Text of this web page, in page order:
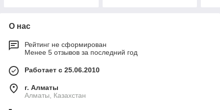
О нас
Рейтинг не сформирован
Менее 5 отзывов за последний год
Работает с 25.06.2010
г. Алматы
Алматы, Казахстан